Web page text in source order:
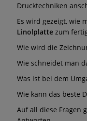
Drucktechniken
Es wird gezeigt, wie
Linolplatte zum
Wie wird die
Wie schneidet man
Was ist bei dem
Wie kann das beste
Auf all diese Fragen